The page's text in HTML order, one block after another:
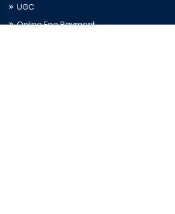
UGC
Online Fee Payment